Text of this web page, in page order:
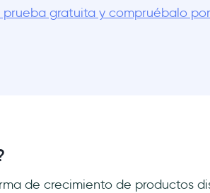
prueba gratuita y compruébalo
de crecimiento de productos